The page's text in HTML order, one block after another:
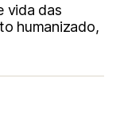
vida das
humanizado,